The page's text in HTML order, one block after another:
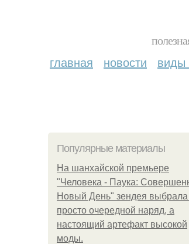
главная новости виды
Популярные материалы
На шанхайской премьере
"Человека - Паука:
Новый День" зендея выбрала
просто очередной наряд, а
настоящий артефакт высокой
моды.